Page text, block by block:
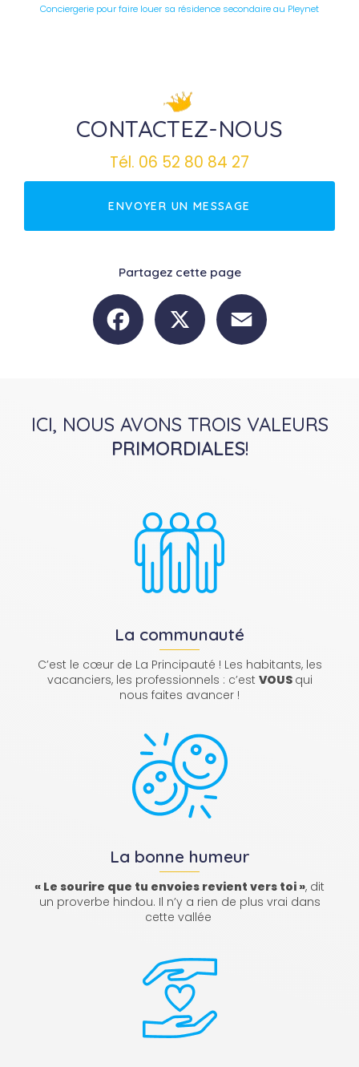
Conciergerie pour faire louer sa résidence secondaire au Pleynet
CONTACTEZ-NOUS
Tél. 06 52 80 84 27
ENVOYER UN MESSAGE
Partagez cette page
Facebook
ICI, NOUS AVONS TROIS VALEURS
PRIMORDIALES!
La communauté
C’est le cœur de La Principauté ! Les habitants, les
vacanciers, les professionnels : c’est VOUS qui
nous faites avancer !
La bonne humeur
« Le sourire que tu envoies revient vers toi », dit
un proverbe hindou. Il n’y a rien de plus vrai dans
cette vallée